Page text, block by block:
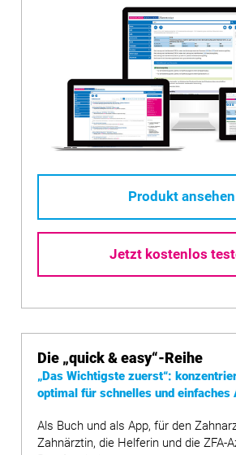
Produkt ansehen
Jetzt kostenlos
Die „quick & easy“-Reihe
„Das Wichtigste zuerst“:
optimal für schnelles und einfaches
Als Buch und als App, für den
Zahnärztin, die Helferin und die ZFA-